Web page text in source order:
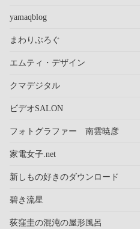
yamaqblog
まわりぶろぐ
エムティ・デザイン
クマデジタル
ビデオSALON
フォトグラファー 南雲暁彦
家電女子.net
新しもの好きのダウンロード
碧き流星
荻窪圭の混沌の屋形風呂